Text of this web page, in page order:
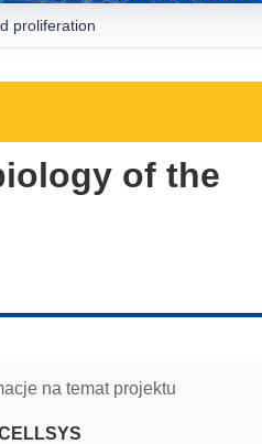
proliferation
of the
na temat projektu